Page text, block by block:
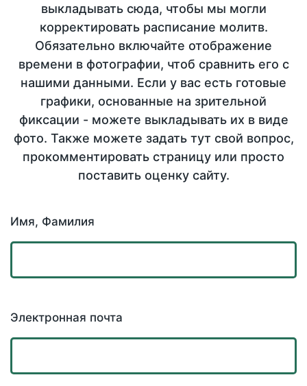
выкладывать сюда, чтобы мы могли
корректировать расписание молитв.
Обязательно включайте отображение
времени в фотографии, чтоб сравнить его с
нашими данными. Если у вас есть готовые
графики, основанные на зрительной
фиксации - можете выкладывать их в виде
фото. Также можете задать тут свой вопрос,
прокомментировать страницу или просто
поставить оценку сайту.
Имя, Фамилия
Электронная почта